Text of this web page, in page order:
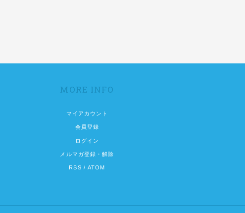
MORE INFO
マイアカウント
会員登録
ログイン
メルマガ登録・解除
RSS /ATOM